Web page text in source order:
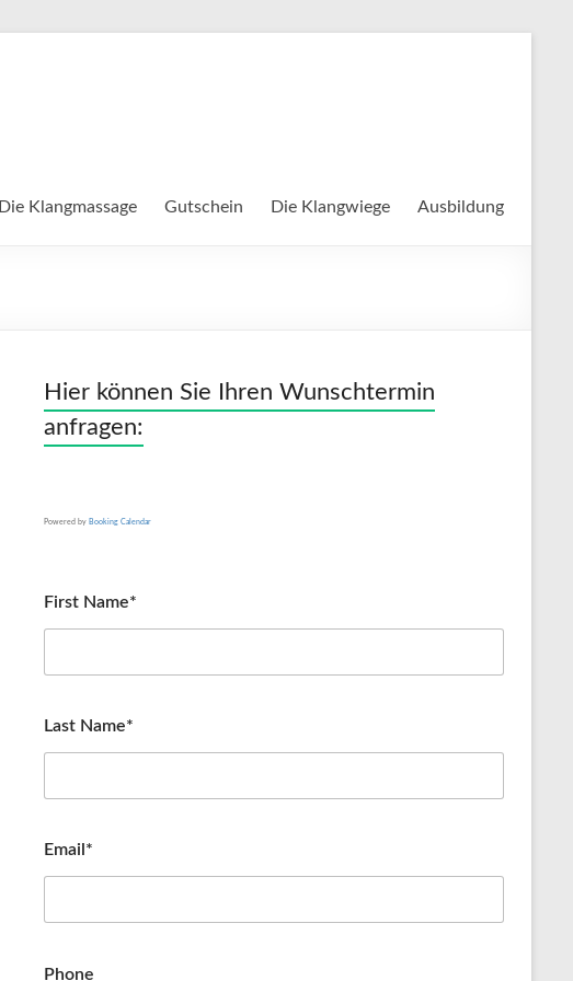
Die Klangmassage Gutschein Die Klangwiege Ausbildung
Hier können Sie Ihren Wunschtermin
anfragen:
Powered by Booking Calendar
First Name*
Last Name*
Email*
Phone